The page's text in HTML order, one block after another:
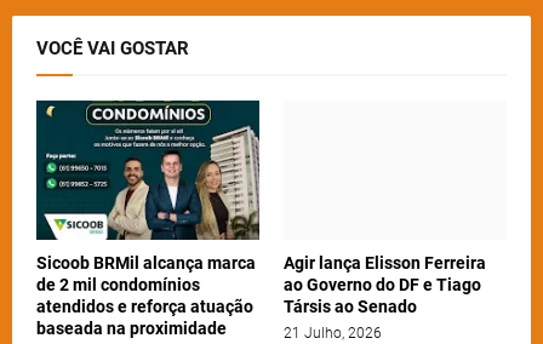
VOCÊ VAI GOSTAR
Sicoob BRMil alcança marca
de 2 mil condomínios
atendidos e reforça atuação
baseada na proximidade
Agir lança Elisson Ferreira
ao Governo do DF e Tiago
Társis ao Senado
21 Julho, 2026